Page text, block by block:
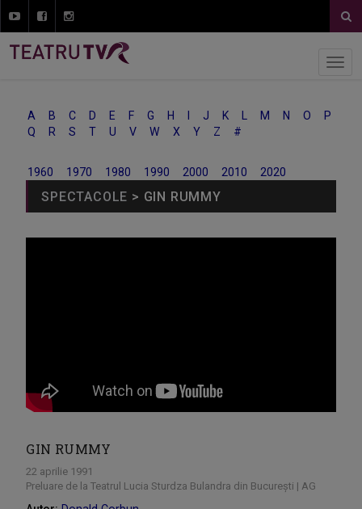
A B C D E F G H J K M N O
P
Q
R S T U V W X Y Z #
1960 1970 1980 1990 2000 2010 2020
SPECTACOLE > GIN RUMMY
GIN RUMMY
22 aprilie 1991
Preluare de la Teatrul Lucia Sturdza Bulandra din București | AG